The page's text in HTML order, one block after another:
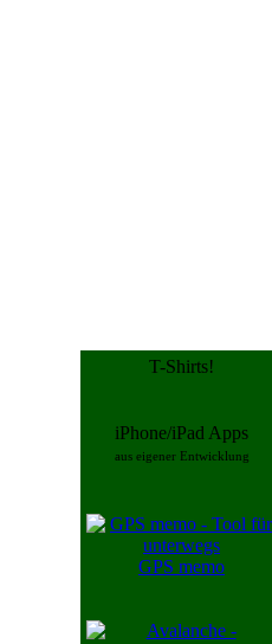
T-Shirts!
iPhone/iPad Apps
aus eigener Entwicklung
GPS memo